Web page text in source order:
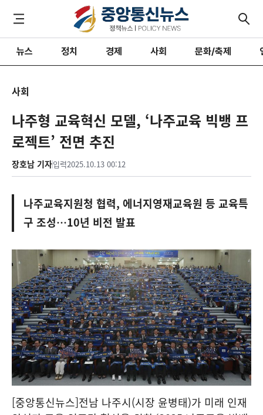
뉴스 정치 경제 사회 문화/축제
사회
나주형 교육혁신 모델, ‘나주교육 빅뱅 프
로젝트’ 전면 추진
장호남 기자입력2025.10.13 00:12
나주교육지원청 협력, 에너지영재교육원 등 교육특
구 조성…10년 비전 발표
[중앙통신뉴스]전남 나주시(시장 윤병태)가 미래 인재